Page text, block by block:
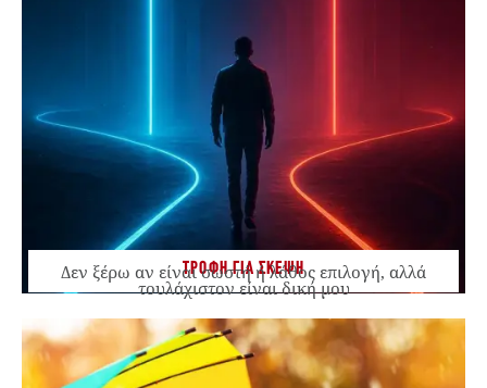
ΤΡΟΦΗ ΓΙΑ ΣΚΕΨΗ
Δεν ξέρω αν είναι σωστή ή λάθος επιλογή, αλλά
τουλάχιστον είναι δική μου